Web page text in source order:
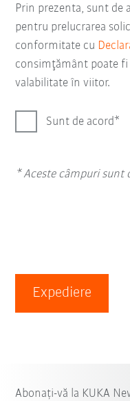
Prin prezenta, sunt de
pentru prelucrarea
conformitate cu
consimţământ poate
valabilitate în viitor.
Sunt de acord
* Aceste câmpuri sunt
Expediere
Abonați-vă la KUKA